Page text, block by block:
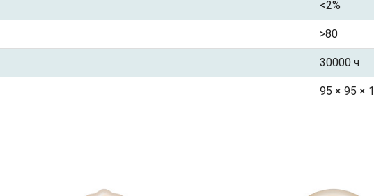
<2%
>80
30000 ч
95 × 95 ×